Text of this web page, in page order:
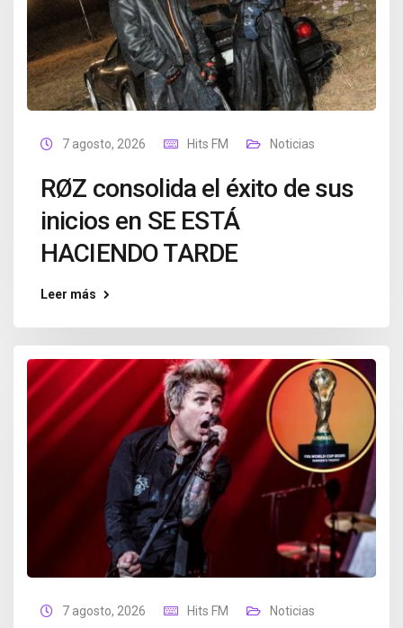
7 agosto, 2026 Hits FM Noticias
RØZ consolida el éxito de sus
inicios en SE ESTÁ
HACIENDO TARDE
Leer más
7 agosto, 2026 Hits FM Noticias